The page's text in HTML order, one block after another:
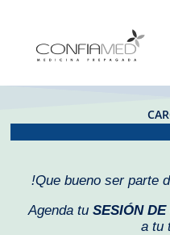
!Que bueno ser parte
Agenda tuSESIÓN
a tu